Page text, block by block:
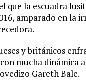
que la escuadra
amparado en
y británicos
mucha dinámica
Gareth Bale.